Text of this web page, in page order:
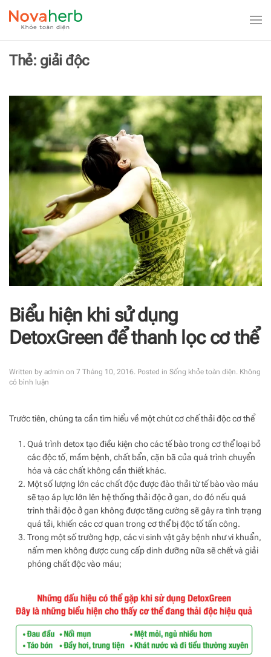
Skip to main content
Thẻ: giải độc
Biểu hiện khi sử dụng
DetoxGreen để thanh lọc cơ thể
Written by admin on 7 Tháng 10, 2016 . Posted in Sống khỏe toàn diện Không
có bình luận
sử
DetoxGreen
để
thanh
lọc
cơ
thể
Trước tiên, chúng ta cần tìm hiểu về một chút cơ chế thải độc cơ thể
Quá trình detox tạo điều kiện cho các tế bào trong cơ thể loại bỏ
các độc tố, mầm bệnh, chất bẩn, cặn bã của quá trình chuyển
hóa và các chất không cần thiết khác.
Một số lượng lớn các chất độc được đào thải từ tế bào vào máu
sẽ tạo áp lực lớn lên hệ thống thải độc ở gan, do đó nếu quá
trình thải độc ở gan không được tăng cường sẽ gây ra tình trạng
quá tải, khiến các cơ quan trong cơ thể bị độc tố tấn công.
Trong một số trường hợp, các vi sinh vật gây bệnh như vi khuẩn,
nấm men không được cung cấp dinh dưỡng nữa sẽ chết và giải
phóng chất độc vào máu;